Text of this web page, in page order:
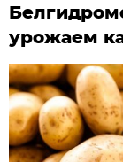
урожаем